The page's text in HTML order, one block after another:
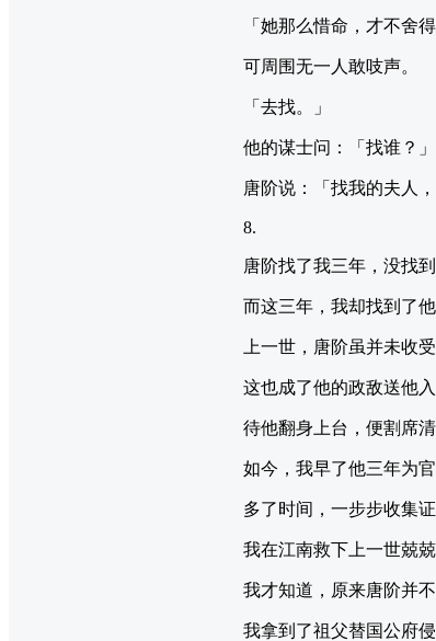
「她那么惜命，才不舍得
可周围无一人敢吱声。
「去找。」
他的谋士问：「找谁？」
唐阶说：「找我的夫人
8.
唐阶找了我三年，没找到
而这三年，我却找到了他
上一世，唐阶虽并未收
这也成了他的政敌送他入
待他翻身上台，便割席
如今，我早了他三年为官
多了时间，一步步收集证
我在江南救下上一世兢
我才知道，原来唐阶并
我拿到了祖父替国公府